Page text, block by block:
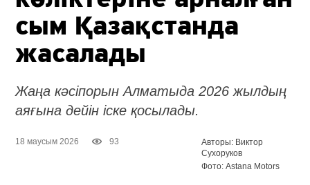
сым Қазақстанда
жасалады
Жаңа кәсіпорын Алматыда 2026 жылдың
аяғына дейін іске қосылады.
18 маусым 2026 93
Авторы: Виктор
Сухоруков
Фото: Astana Motors